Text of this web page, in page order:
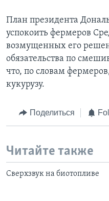
План президента
успокоить фермеров
возмущенных его
обязательства по
что, по словам
кукурузу.
Поделиться
Читайте также
Сверхзвук на биотопливе